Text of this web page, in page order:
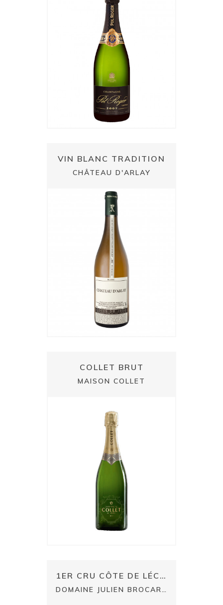
VIN BLANC TRADITION
CHÂTEAU D'ARLAY
COLLET BRUT
MAISON COLLET
1ER CRU CÔTE DE LÉCHET